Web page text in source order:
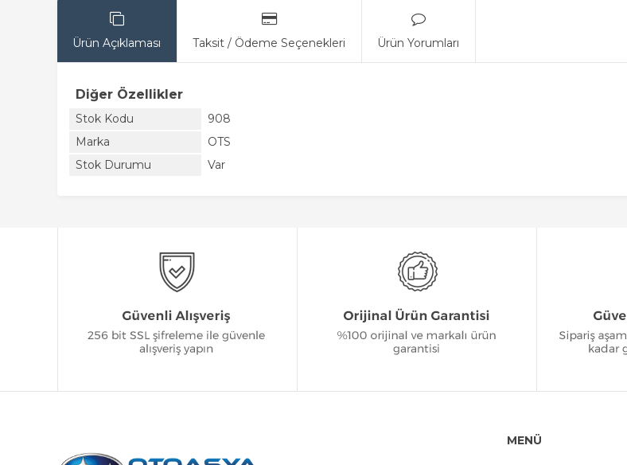
Ürün Açıklaması Taksit / Ödeme Seçenekleri Ürün Yorumları
Diğer Özellikler
Stok Kodu
908
Marka
OTS
Stok Durumu
Var
MENÜ